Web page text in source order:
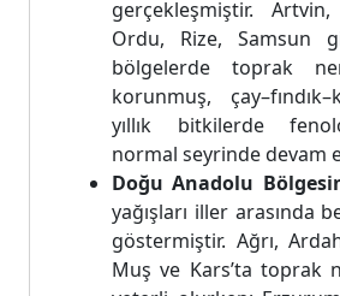
gerçekleşmiştir. Artvin,
Ordu, Rize, Samsun
bölgelerde toprak
korunmuş,
yıllık bitkilerde
normal seyrinde devam
Doğu Anadolu
yağışları iller arasında
göstermiştir. Ağrı,
Muş ve Kars’ta toprak